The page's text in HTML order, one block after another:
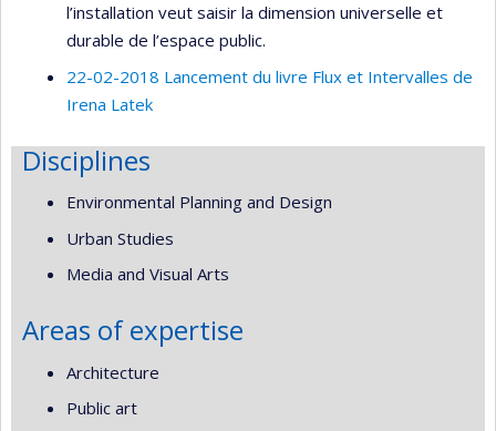
l’installation veut saisir la dimension universelle et
durable de l’espace public.
22-02-2018 Lancement du livre Flux et Intervalles de
Irena Latek
Disciplines
Environmental Planning and Design
Urban Studies
Media and Visual Arts
Areas of expertise
Architecture
Public art